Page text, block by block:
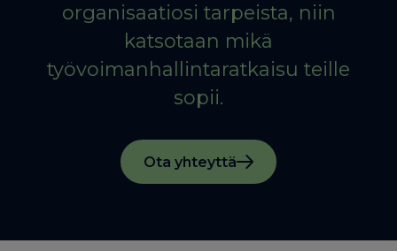
organisaatiosi tarpeista, niin
katsotaan mikä
työvoimanhallintaratkaisu teille
sopii.
Ota yhteyttä